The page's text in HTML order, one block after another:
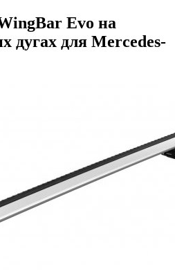
Evo на
дугах для Mercedes-